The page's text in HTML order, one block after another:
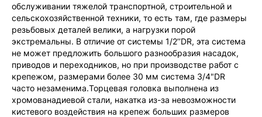
обслуживании тяжелой транспортной, строительной и
сельскохозяйственной техники, то есть там, где размеры
резьбовых деталей велики, а нагрузки порой
экстремальны. В отличие от системы 1/2’’DR, эта система
не может предложить большого разнообразия насадок,
приводов и переходников, но при производстве работ с
крепежом, размерами более 30 мм система 3/4"DR
часто незаменима.Торцевая головка выполнена из
хромованадиевой стали, накатка из-за невозможности
кистевого воздействия на крепеж больших размеров